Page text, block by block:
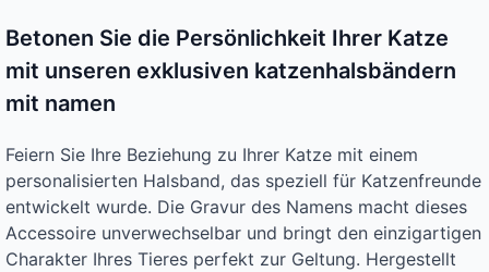
Betonen Sie die Persönlichkeit Ihrer Katze
mit unseren exklusiven katzenhalsbändern
mit namen
Feiern Sie Ihre Beziehung zu Ihrer Katze mit einem
personalisierten Halsband, das speziell für Katzenfreunde
entwickelt wurde. Die Gravur des Namens macht dieses
Accessoire unverwechselbar und bringt den einzigartigen
Charakter Ihres Tieres perfekt zur Geltung. Hergestellt